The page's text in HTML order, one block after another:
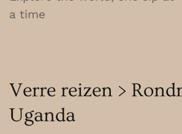
a time
Verre reizen >
Uganda